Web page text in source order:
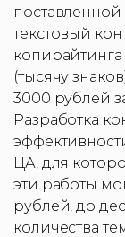
поставленной
текстовый
копирайтинга
(тысячу
3000 рублей
Разработка
ЦА, для
эти работы
рублей, до
количества